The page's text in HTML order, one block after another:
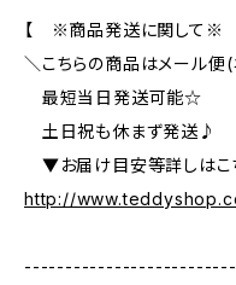
【 ※商品発送に関して※
＼こちらの商品はメール便
最短当日発送可能☆
土日祝も休まず発送♪
▼お届け目安等詳しはこ
http://